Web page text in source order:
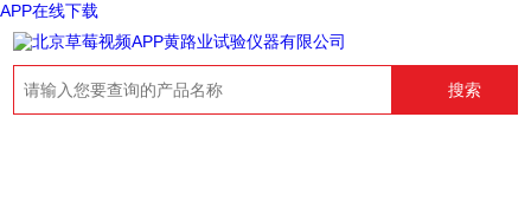
APP在线下载
搜索